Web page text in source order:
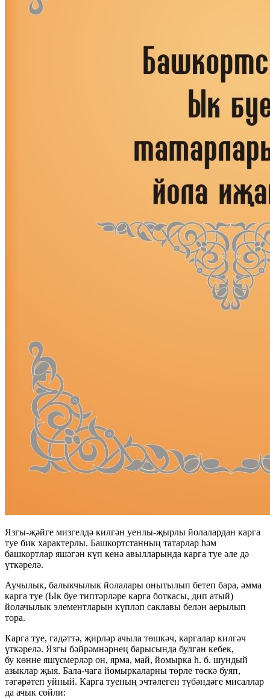
Язгы-җәйге мизгелдә килгән уенлы-җырлы йолалардан карга
туе бик характерлы. Башкортстанның татарлар һәм
башкортлар яшәгән күп кенә авылларында карга туе әле дә
үткәрелә.
Аучылык, балыкчылык йолалары онытылып бетеп бара, әмма
карга туе (Ык буе типтәрләре карга боткасы, дип атый)
йолачылык элементларын күпләп саклавы белән аерылып
тора.
Карга туе, гадәттә, җирләр ачыла төшкәч, каргалар килгәч
үткәрелә. Язгы бәйрәмнәрнең барысында булган кебек,
бу көнне яшүсмерләр он, ярма, май, йомырка һ. б. шундый
азыклар җыя. Бала-чага йомыркаларны төрле төскә буяп,
тәгәрәтеп уйный. Карга туеның эчтәлеген түбәндәге мисаллар
да ачык сөйли: